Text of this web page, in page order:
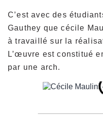
C’est avec des
Gauthey que cécile
à travaillé sur la
L’œuvre est constitué
par une arch.